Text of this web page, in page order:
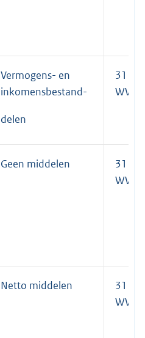
Vermogens- en
inkomensbestand-
delen
31 lid
WWB
Geen middelen
31 lid
WWB
Netto middelen
31 lid
WWB